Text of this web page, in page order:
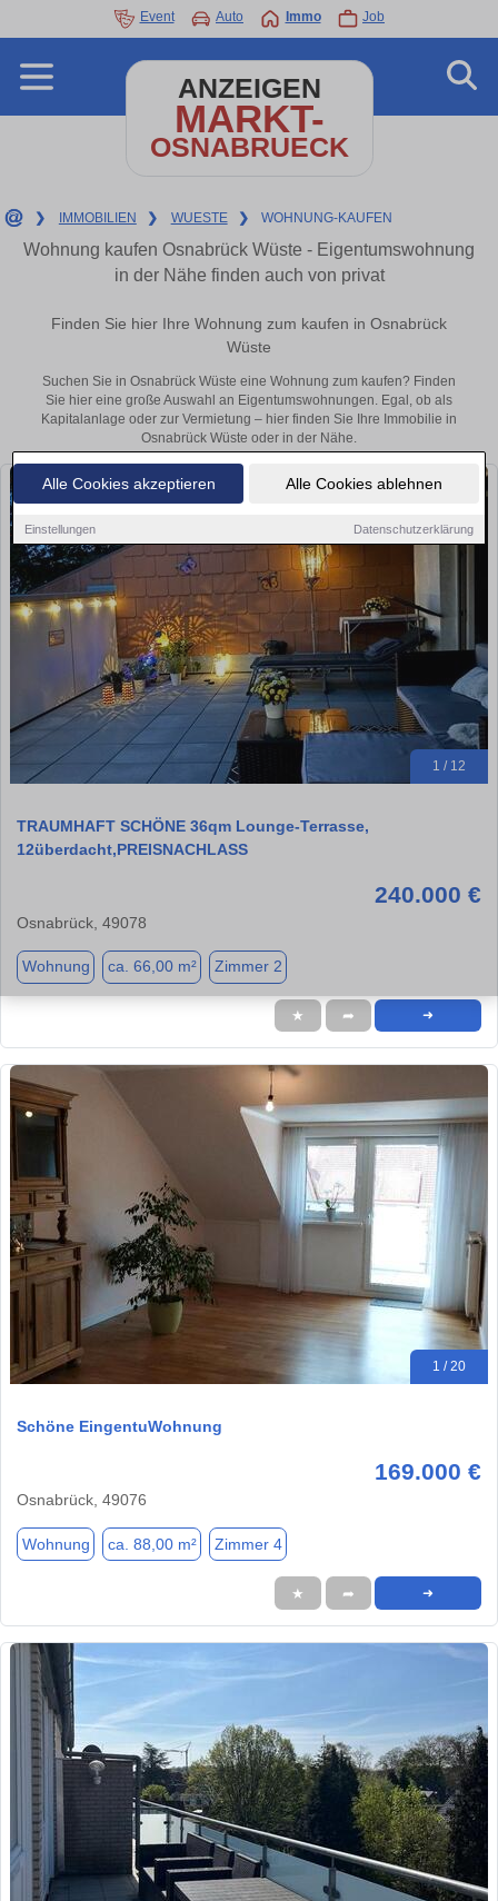
Alle Cookies akzeptieren Alle Cookies ablehnen
Einstellungen Datenschutzerklärung
Event Auto Immo Job
ANZEIGEN
MARKT-
OSNABRUECK
❯ IMMOBILIEN ❯ WUESTE ❯ WOHNUNG-KAUFEN
Wohnung kaufen Osnabrück Wüste - Eigentumswohnung
in der Nähe finden auch von privat
Finden Sie hier Ihre Wohnung zum kaufen in Osnabrück
Wüste
Suchen Sie in Osnabrück Wüste eine Wohnung zum kaufen? Finden
Sie hier eine große Auswahl an Eigentumswohnungen. Egal, ob als
Kapitalanlage oder zur Vermietung – hier finden Sie Ihre Immobilie in
Osnabrück Wüste oder in der Nähe.
1 / 12
TRAUMHAFT SCHÖNE 36qm Lounge-Terrasse,
12überdacht,PREISNACHLASS
240.000 €
Osnabrück, 49078
Wohnung ca. 66,00 m² Zimmer 2
★ ➦ ➜
1 / 20
Schöne EingentuWohnung
169.000 €
Osnabrück, 49076
Wohnung ca. 88,00 m² Zimmer 4
★ ➦ ➜